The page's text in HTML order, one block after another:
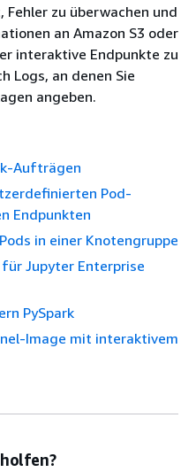
zu überwachen und
an Amazon S3 oder
interaktive Endpunkte zu
Logs, an denen Sie
angeben.
Aufträgen
Pod-
Endpunkten
in einer Knotengruppe
Jupyter Enterprise
PySpark
Image mit interaktivem